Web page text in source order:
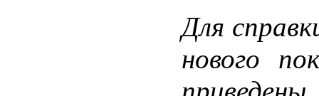
Для
нового